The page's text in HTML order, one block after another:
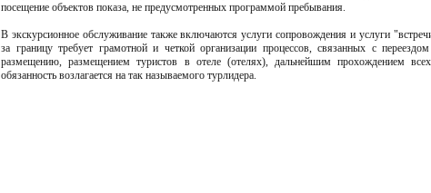
посещение объектов показа, не предусмотренных программой пребывания.
В экскурсионное обслуживание также включаются услуги сопровождения и услуги
за границу требует грамотной и четкой организации процессов, связанных с
размещению, размещением туристов в отеле (отелях), дальнейшим прохождением
обязанность возлагается на так называемого турлидера.